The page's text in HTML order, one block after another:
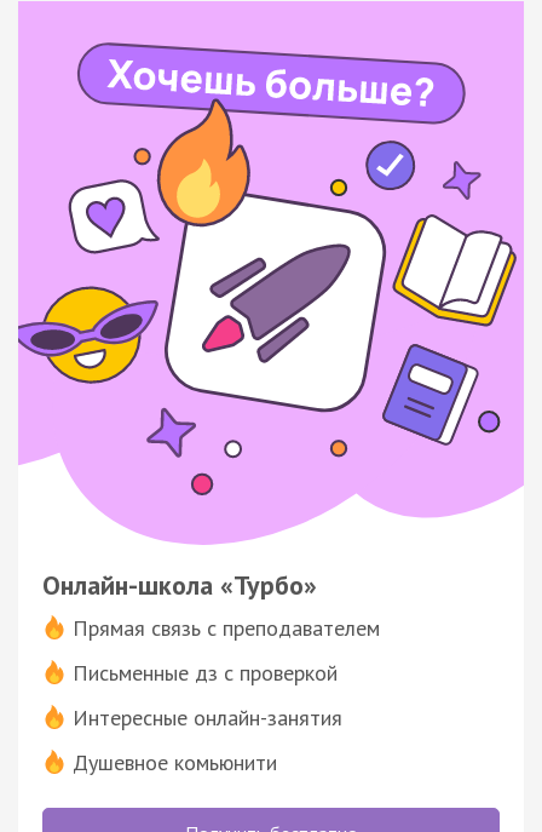
Онлайн-школа «Турбо»
Прямая связь с преподавателем
Письменные дз с проверкой
Интересные онлайн-занятия
Душевное комьюнити